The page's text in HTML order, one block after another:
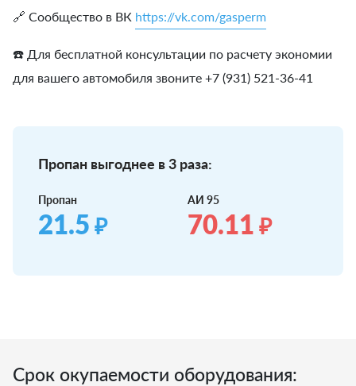
🔗 Сообщество в ВК https://vk.com/gasperm
☎️ Для бесплатной консультации по расчету экономии
для вашего автомобиля звоните +7 (931) 521-36-41
Пропан выгоднее в 3 раза:
Пропан
21.5 ₽
АИ 95
70.11 ₽
Срок окупаемости оборудования: